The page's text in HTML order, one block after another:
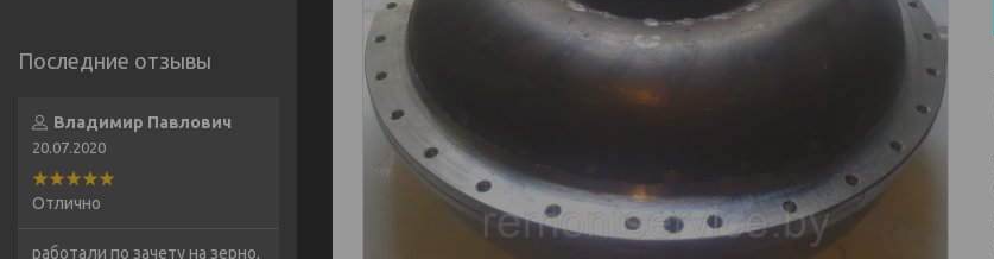
Владимир Павлович
20.07.2020
Отлично
работали по зачету на зерно,